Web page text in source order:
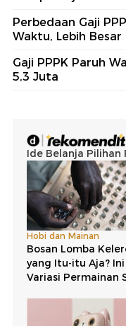
Perbedaan Gaji
Waktu, Lebih Besar
Gaji PPPK Paruh
5,3 Juta